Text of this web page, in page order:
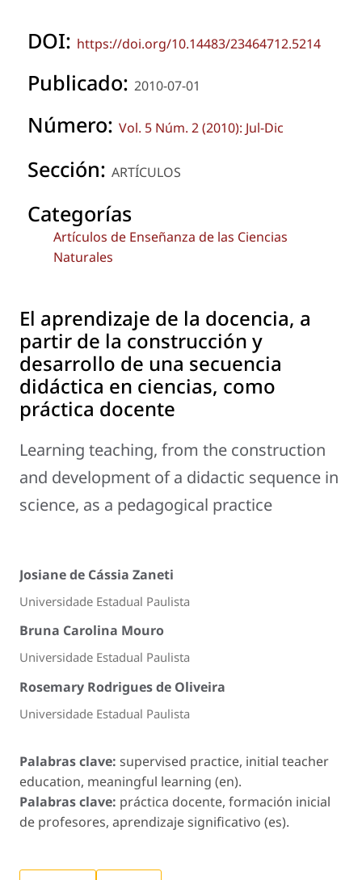
DOI: https://doi.org/10.14483/23464712.5214
Publicado: 2010-07-01
Número: Vol. 5 Núm. 2 (2010): Jul-Dic
Sección: ARTÍCULOS
Categorías
Artículos de Enseñanza de las Ciencias
Naturales
El aprendizaje de la docencia, a
partir de la construcción y
desarrollo de una secuencia
didáctica en ciencias, como
práctica docente
Learning teaching, from the construction
and development of a didactic sequence in
science, as a pedagogical practice
Josiane de Cássia Zaneti
Universidade Estadual Paulista
Bruna Carolina Mouro
Universidade Estadual Paulista
Rosemary Rodrigues de Oliveira
Universidade Estadual Paulista
Palabras clave: supervised practice, initial teacher
education, meaningful learning (en).
Palabras clave: práctica docente, formación inicial
de profesores, aprendizaje significativo (es).